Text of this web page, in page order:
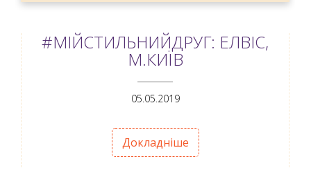
#МІЙСТИЛЬНИЙДРУГ: ЕЛВІС,
М.КИЇВ
ANEMPTYTEXTLLINE
05.05.2019
Докладніше